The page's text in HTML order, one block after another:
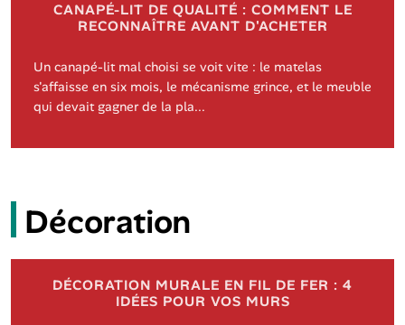
CANAPÉ-LIT DE QUALITÉ : COMMENT LE
RECONNAÎTRE AVANT D'ACHETER
Un canapé-lit mal choisi se voit vite : le matelas
s'affaisse en six mois, le mécanisme grince, et le meuble
qui devait gagner de la pla...
Décoration
DÉCORATION MURALE EN FIL DE FER : 4
IDÉES POUR VOS MURS